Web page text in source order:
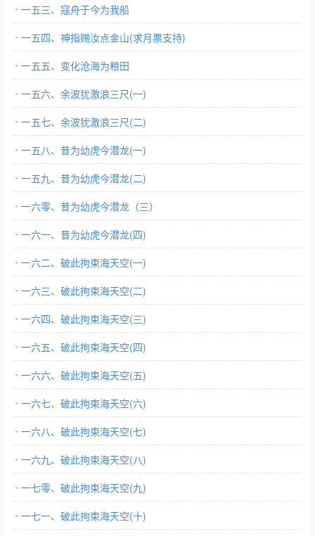
一五三、寇舟于今为我船
一五四、神指赐汝点金山(求月票支持)
一五五、变化沧海为粮田
一五六、余波犹激浪三尺(一)
一五七、余波犹激浪三尺(二)
一五八、昔为幼虎今潜龙(一)
一五九、昔为幼虎今潜龙(二)
一六零、昔为幼虎今潜龙（三）
一六一、昔为幼虎今潜龙(四)
一六二、破此拘束海天空(一)
一六三、破此拘束海天空(二)
一六四、破此拘束海天空(三)
一六五、破此拘束海天空(四)
一六六、破此拘束海天空(五)
一六七、破此拘束海天空(六)
一六八、破此拘束海天空(七)
一六九、破此拘束海天空(八)
一七零、破此拘束海天空(九)
一七一、破此拘束海天空(十)